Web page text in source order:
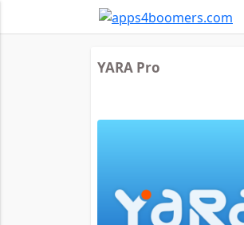
YARA Pro